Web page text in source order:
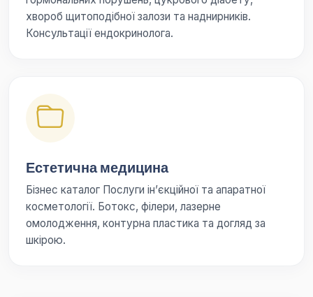
хвороб щитоподібної залози та наднирників.
Консультації ендокринолога.
Естетична медицина
Бізнес каталог Послуги ін’єкційної та апаратної
косметології. Ботокс, філери, лазерне
омолодження, контурна пластика та догляд за
шкірою.